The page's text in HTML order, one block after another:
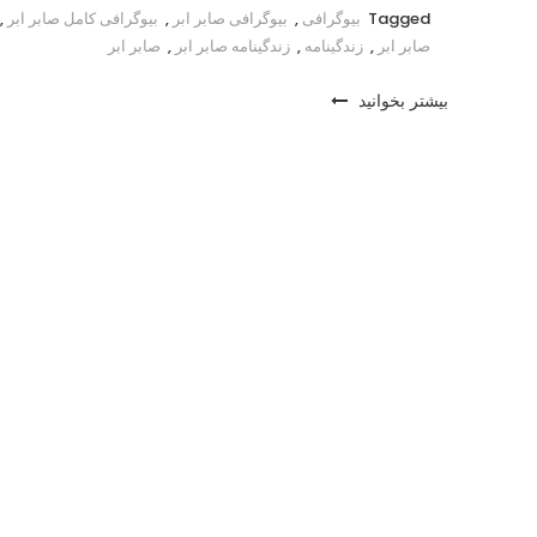
Tagged بیوگرافی , بیوگرافی صابر ابر , بیوگرافی کامل صابر ابر
صابر ابر , زندگینامه , زندگینامه صابر ابر , صابر ابر
بیشتر بخوانید